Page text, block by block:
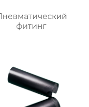
фитинг